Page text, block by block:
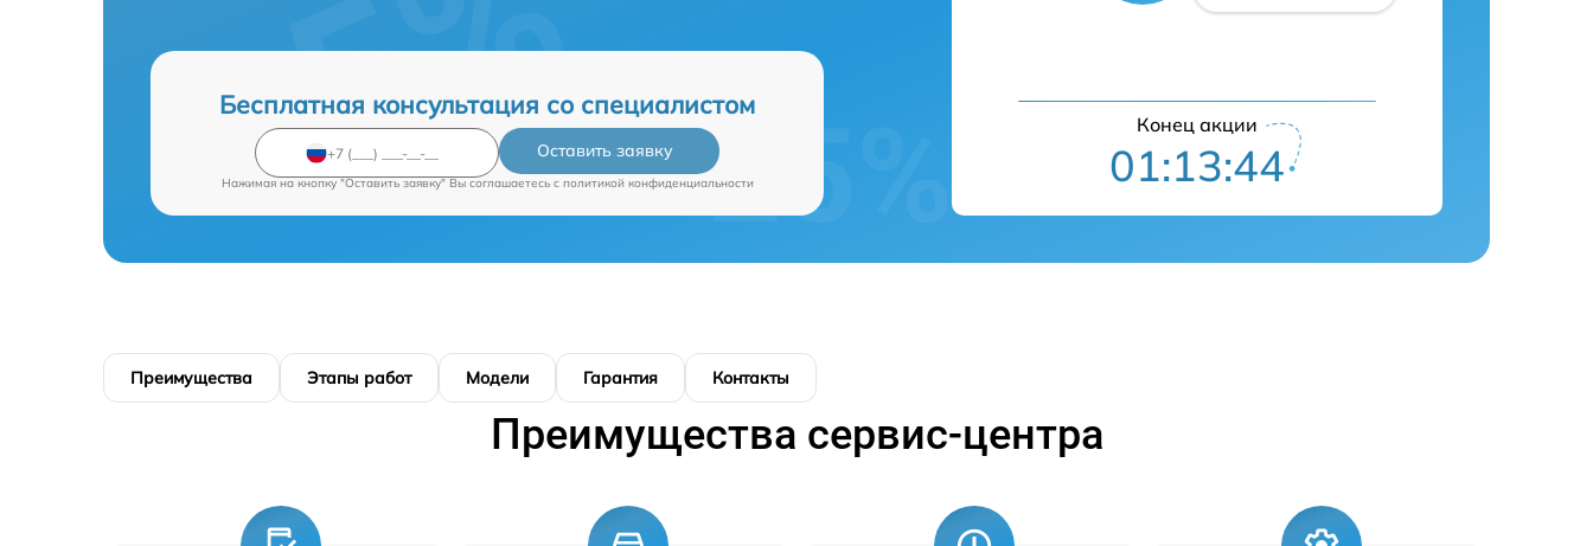
Бесплатная консультация со специалистом
Оставить заявку
Нажимая на кнопку "Оставить заявку" Вы соглашаетесь c политикой конфиденциальности
Конец акции
01:13:43
Преимущества Этапы работ Модели Гарантия Контакты
Преимущества сервис-центра